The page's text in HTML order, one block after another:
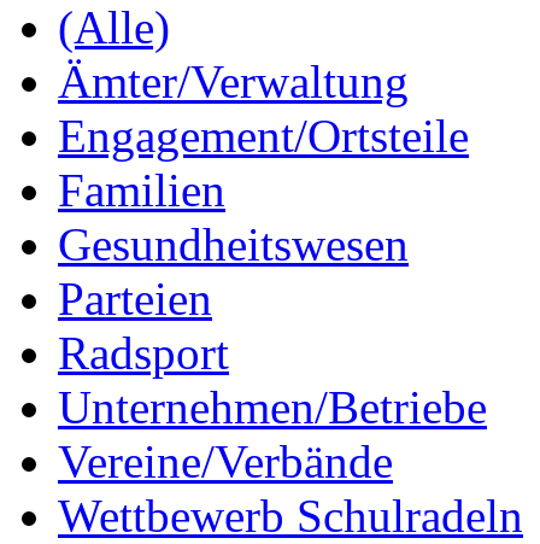
(Alle)
Ämter/Verwaltung
Engagement/Ortsteile
Familien
Gesundheitswesen
Parteien
Radsport
Unternehmen/Betriebe
Vereine/Verbände
Wettbewerb Schulradeln